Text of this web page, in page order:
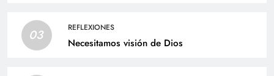
03 REFLEXIONES
Necesitamos visión de Dios